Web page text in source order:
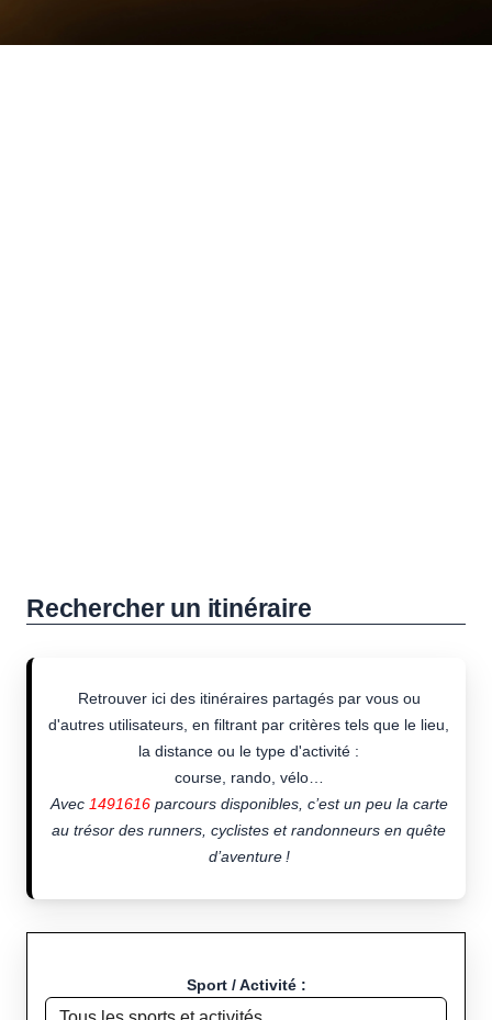
Rechercher un itinéraire
Retrouver ici des itinéraires partagés par vous ou
d'autres utilisateurs, en filtrant par critères tels que le lieu,
la distance ou le type d'activité :
course, rando, vélo…
Avec 1491616parcours disponibles, c’est un peu la carte
au trésor des runners, cyclistes et randonneurs en quête
d’aventure !
Sport / Activité :